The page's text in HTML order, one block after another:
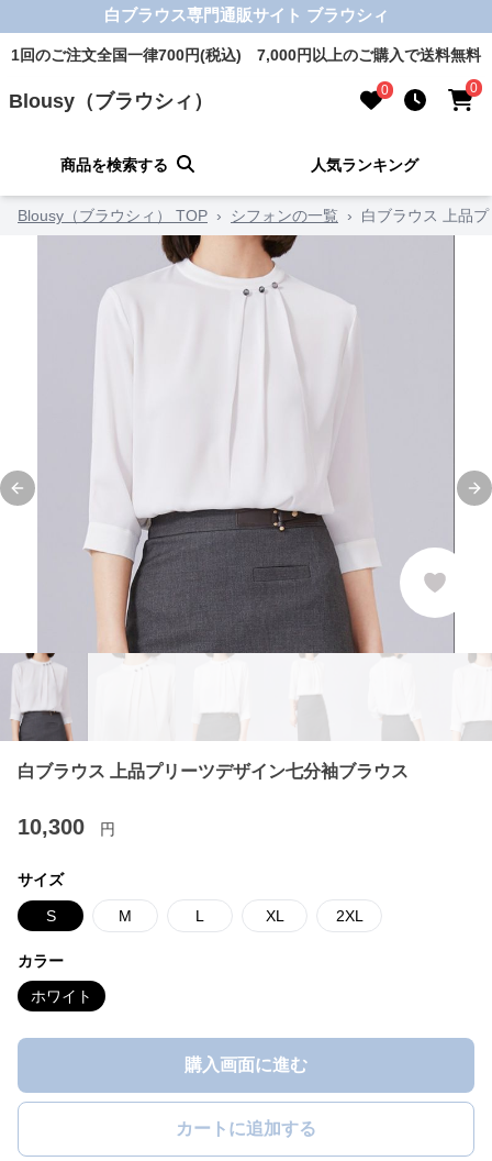
白ブラウス専門通販サイト ブラウシィ
1回のご注文全国一律700円(税込) 7,000円以上のご購入で送料無料
Blousy（ブラウシィ） 0 0
商品を検索する 人気ランキング
Blousy（ブラウシィ） TOP › シフォンの一覧 › 白ブラウス 上品
Previous slide
白ブラウス 上品プリーツデザイン七分袖ブラウス
10,300 円
サイズ
S M L XL 2XL
カラー
ホワイト
購入画面に進む
カートに追加する